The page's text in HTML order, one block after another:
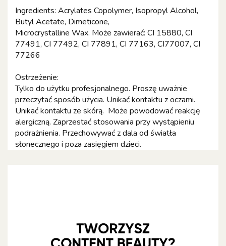
Ingredients: Acrylates Copolymer, Isopropyl Alcohol,
Butyl Acetate, Dimeticone,
Microcrystalline Wax. Może zawierać: CI 15880, CI
77491, CI 77492, CI 77891, CI 77163, CI77007, CI
77266
Ostrzeżenie:
Tylko do użytku profesjonalnego. Proszę uważnie
przeczytać sposób użycia. Unikać kontaktu z oczami.
Unikać kontaktu ze skórą. Może powodować reakcję
alergiczną. Zaprzestać stosowania przy wystąpieniu
podrażnienia. Przechowywać z dala od światła
słonecznego i poza zasięgiem dzieci.